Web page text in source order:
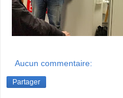
Aucun commentaire:
Partager